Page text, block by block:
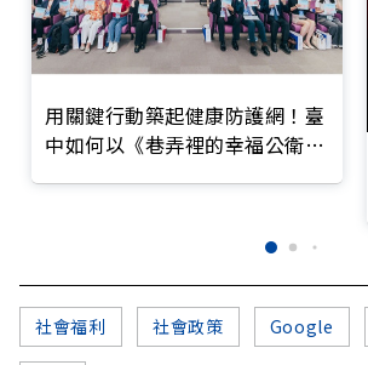
用關鍵行動築起健康防護網！臺
中如何以《巷弄裡的幸福公衛》
社會福利 社會政策 Google